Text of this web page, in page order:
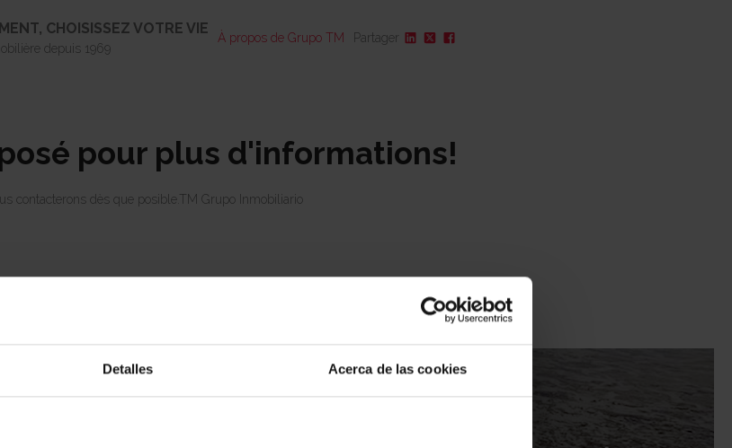
Detalles Acerca de las cookies
CHOISISSEZ VOTRE VIE
depuis 1969
À propos de Grupo TM Partager
pour plus d'informations!
contacterons dès que posible.TM Grupo Inmobiliario
avec tous les avantages d’un client TM
Pourquoi TM